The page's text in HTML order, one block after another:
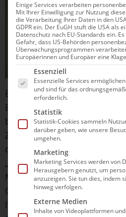
Betroffen sind offenbar vor
Bronzemedaillen, die nicht
bestehen, sondern aus
Zink und Zinn. Diese
offenbar nicht wirklich
„Paris 2024“ erklärte, man
Monnaie de Paris (der für
Qualitätskontrolle der
Institution, Anm. d. Red.)
Einige Services verarbeiten
Mit Ihrer Einwilligung zur Nutzung
die Verarbeitung Ihrer Daten in den
GDPR ein. Der EuGH stuft die USA als
Datenschutz nach EU-Standards ein.
Gefahr, dass US-Behörden
Überwachungsprogrammen
Europäerinnen und Europäer eine
Es folgt eine Liste der
Essenziell
Essenzielle Services
und sind für das
erforderlich.
Statistik
Statistik-Cookies sammeln
darüber geben, wie unsere
umgehen.
Marketing
Marketing Services werden von
Herausgebern genutzt, um
anzuzeigen. Sie tun dies, indem
hinweg verfolgen.
Externe Medien
Inhalte von Videoplattformen